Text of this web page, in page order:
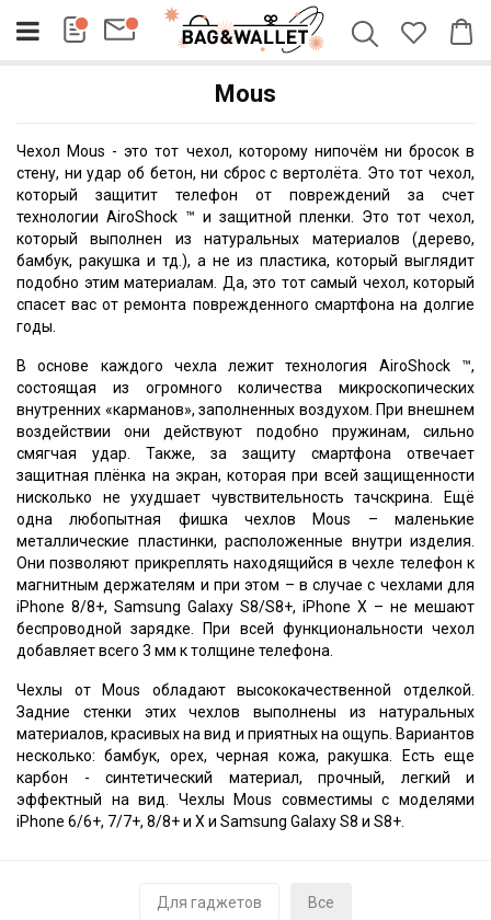
Mous
Чехол Mous - это тот чехол, которому нипочём ни бросок в
стену, ни удар об бетон, ни сброс с вертолёта. Это тот чехол,
который защитит телефон от повреждений за счет
технологии AiroShock ™ и защитной пленки. Это тот чехол,
который выполнен из натуральных материалов (дерево,
бамбук, ракушка и тд.), а не из пластика, который выглядит
подобно этим материалам. Да, это тот самый чехол, который
спасет вас от ремонта поврежденного смартфона на долгие
годы.
В основе каждого чехла лежит технология AiroShock ™,
состоящая из огромного количества микроскопических
внутренних «карманов», заполненных воздухом. При внешнем
воздействии они действуют подобно пружинам, сильно
смягчая удар. Также, за защиту смартфона отвечает
защитная плёнка на экран, которая при всей защищенности
нисколько не ухудшает чувствительность тачскрина. Ещё
одна любопытная фишка чехлов Mous – маленькие
металлические пластинки, расположенные внутри изделия.
Они позволяют прикреплять находящийся в чехле телефон к
магнитным держателям и при этом – в случае с чехлами для
iPhone 8/8+, Samsung Galaxy S8/S8+, iPhone X – не мешают
беспроводной зарядке. При всей функциональности чехол
добавляет всего 3 мм к толщине телефона.
Чехлы от Mous обладают высококачественной отделкой.
Задние стенки этих чехлов выполнены из натуральных
материалов, красивых на вид и приятных на ощупь. Вариантов
несколько: бамбук, орех, черная кожа, ракушка. Есть еще
карбон - синтетический материал, прочный, легкий и
эффектный на вид. Чехлы Mous совместимы с моделями
iPhone 6/6+, 7/7+, 8/8+ и X и Samsung Galaxy S8 и S8+.
Для гаджетов Все